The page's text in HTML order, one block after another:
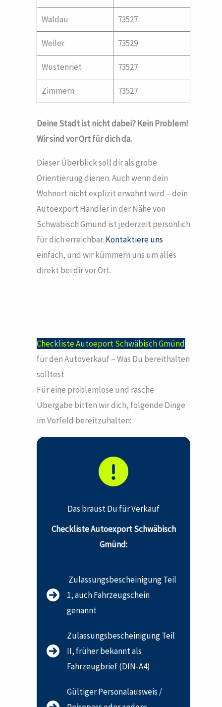
Waldau 73527
Weiler 73529
Wustenriet 73527
Zimmern 73527
Deine Stadt ist nicht dabei? Kein Problem!
Wir sind vor Ort für dich da.
Dieser Überblick soll dir als grobe
Orientierung dienen. Auch wenn dein
Wohnort nicht explizit erwähnt wird – dein
Autoexport Händler in der Nähe von
Schwäbisch Gmünd ist jederzeit persönlich
für dich erreichbar. Kontaktiere uns
einfach, und wir kümmern uns um alles
direkt bei dir vor Ort.
Checkliste Autoeport Schwäbisch Gmünd
für den Autoverkauf – Was Du bereithalten
solltest
Für eine problemlose und rasche
Übergabe bitten wir dich, folgende Dinge
im Vorfeld bereitzuhalten:
Das braust Du für Verkauf
Checkliste Autoexport Schwäbisch
Gmünd:
Zulassungsbescheinigung Teil
1, auch Fahrzeugschein
genannt
Zulassungsbescheinigung Teil
II, früher bekannt als
Fahrzeugbrief (DIN-A4)
Gültiger Personalausweis /